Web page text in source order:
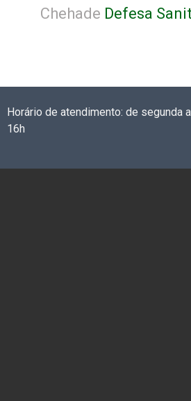
Chehade Defesa
Horário de atendimento: de segunda
16h